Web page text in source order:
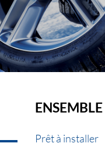
ENSEMBLE
Prêt à installer